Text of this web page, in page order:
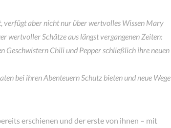
verfügt aber nicht nur über wertvolles Wissen Mary
wertvoller Schätze aus längst vergangenen Zeiten:
Geschwistern Chili und Pepper schließlich ihre neuen
bei ihren Abenteuern Schutz bieten und neue Wege
erschienen und der erste von ihnen – mit